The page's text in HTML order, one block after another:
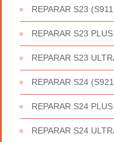
REPARAR S23
REPARAR S23
REPARAR S23
REPARAR S24
REPARAR S24
REPARAR S24